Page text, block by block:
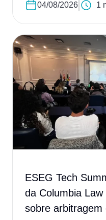
04/08/2026 1
ESEG Tech
da Columbia
sobre arbitragem